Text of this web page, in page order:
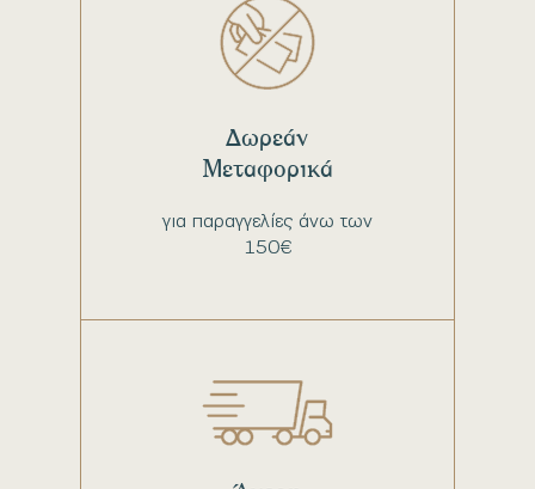
για παραγγελίες άνω των
150€
Δωρεάν
Μεταφορικά